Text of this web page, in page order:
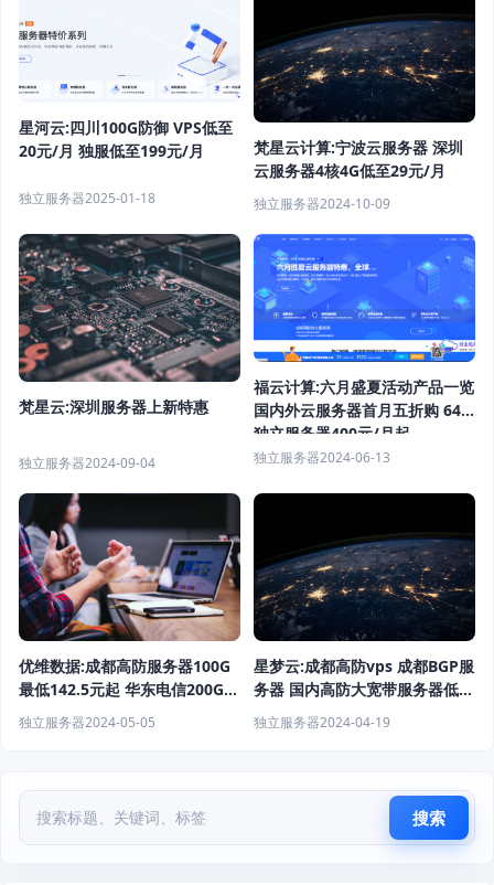
星河云:四川100G防御 VPS低至
20元/月 独服低至199元/月
独立服务器2025-01-18
梵星云计算:宁波云服务器 深圳
云服务器4核4G低至29元/月
独立服务器2024-10-09
梵星云:深圳服务器上新特惠
独立服务器2024-09-04
福云计算:六月盛夏活动产品一览
国内外云服务器首月五折购 64G
独立服务器400元/月起
独立服务器2024-06-13
优维数据:成都高防服务器100G
最低142.5元起 华东电信200G高
防云服务器 服务器最低249元/
月起
独立服务器2024-05-05
星梦云:成都高防vps 成都BGP服
务器 国内高防大宽带服务器低至
88元起
独立服务器2024-04-19
搜索